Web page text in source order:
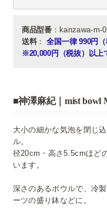
商品型番：kanzawa-m-
送料： 全国一律 990円（
※20,000円（税抜）以上
■神澤麻紀｜mist bowl
大小の細かな気泡を閉じ
ル。
径20cm・高さ5.5cmほど
います。
深さのあるボウルで、冷
ーツの盛り鉢などに。